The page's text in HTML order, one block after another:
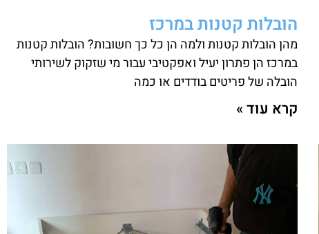
הובלות קטנות במרכז
מהן הובלות קטנות ולמה הן כל כך חשובות? הובלות קטנות
במרכז הן פתרון יעיל ואפקטיבי עבור מי שזקוק לשירותי
הובלה של פריטים בודדים או כמה
קרא עוד »